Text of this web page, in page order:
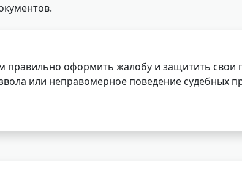
оформить жалобу и защитить свои
или неправомерное поведение судебных